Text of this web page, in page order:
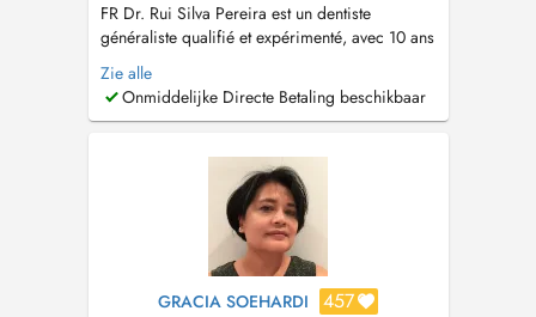
FR Dr. Rui Silva Pereira est un dentiste
généraliste qualifié et expérimenté, avec 10 ans
d'expérience dentaire dans 3 pays (Portugal,
France, Luxembourg). Ma pratique est
davantage axée sur
Chirurgie/Implantologie. EN Dr. Rui Silva
Pereira is a qualif...
Zie alle
Onmiddelijke Directe Betaling beschikbaar
GRACIA SOEHARDI 457